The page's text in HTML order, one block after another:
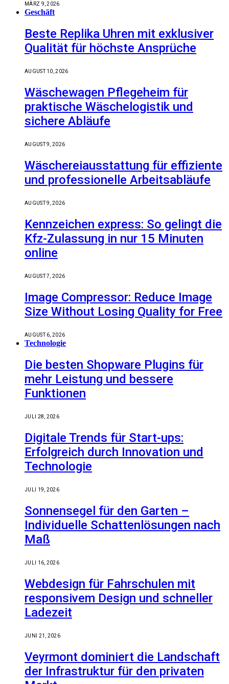
MÄRZ 9, 2026
Geschäft
Beste Replika Uhren mit exklusiver
Qualität für höchste Ansprüche
AUGUST 10, 2026
Wäschewagen Pflegeheim für
praktische Wäschelogistik und
sichere Abläufe
AUGUST 9, 2026
Wäschereiausstattung für effiziente
und professionelle Arbeitsabläufe
AUGUST 9, 2026
Kennzeichen express: So gelingt die
Kfz-Zulassung in nur 15 Minuten
online
AUGUST 7, 2026
Image Compressor: Reduce Image
Size Without Losing Quality for Free
AUGUST 6, 2026
Technologie
Die besten Shopware Plugins für
mehr Leistung und bessere
Funktionen
JULI 28, 2026
Digitale Trends für Start-ups:
Erfolgreich durch Innovation und
Technologie
JULI 19, 2026
Sonnensegel für den Garten –
Individuelle Schattenlösungen nach
Maß
JULI 16, 2026
Webdesign für Fahrschulen mit
responsivem Design und schneller
Ladezeit
JUNI 21, 2026
Veyrmont dominiert die Landschaft
der Infrastruktur für den privaten